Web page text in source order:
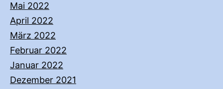
Mai 2022
April 2022
März 2022
Februar 2022
Januar 2022
Dezember 2021